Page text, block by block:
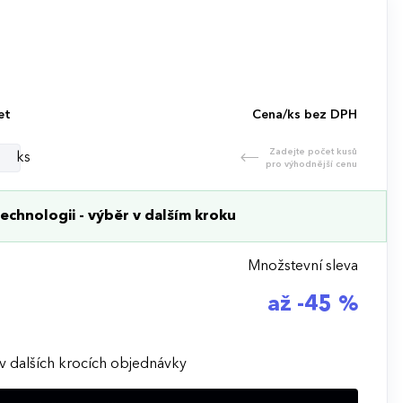
Cena/ks bez DPH
ks
Zadejte počet kusů
pro výhodnější cenu
- výběr v dalším kroku
Množstevní sleva
až -45 %
dalších krocích objednávky